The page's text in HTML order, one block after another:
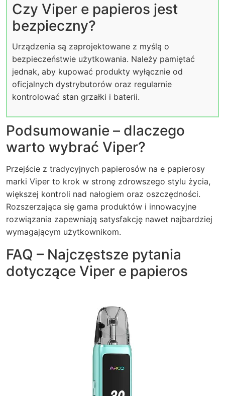
Czy Viper e papieros jest
bezpieczny?
Urządzenia są zaprojektowane z myślą o
bezpieczeństwie użytkowania. Należy pamiętać
jednak, aby kupować produkty wyłącznie od
oficjalnych dystrybutorów oraz regularnie
kontrolować stan grzałki i baterii.
Podsumowanie – dlaczego
warto wybrać Viper?
Przejście z tradycyjnych papierosów na e papierosy
marki Viper to krok w stronę zdrowszego stylu życia,
większej kontroli nad nałogiem oraz oszczędności.
Rozszerzająca się gama produktów i innowacyjne
rozwiązania zapewniają satysfakcję nawet najbardziej
wymagającym użytkownikom.
FAQ – Najczęstsze pytania
dotyczące Viper e papieros